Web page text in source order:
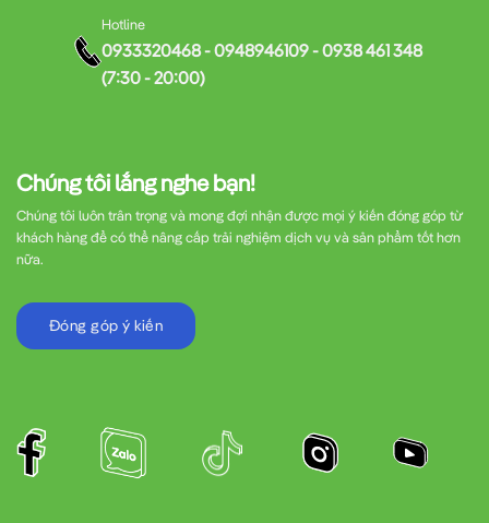
Chúng tôi lắng nghe bạn!
Chúng tôi luôn trân trọng và mong đợi nhận được mọi ý kiến đóng góp từ
khách hàng để có thể nâng cấp trải nghiệm dịch vụ và sản phẩm tốt hơn
nữa.
Đóng góp ý kiến
Hotline
0933320468 - 0948946109 - 0938 461 348
(7:30 - 20:00)